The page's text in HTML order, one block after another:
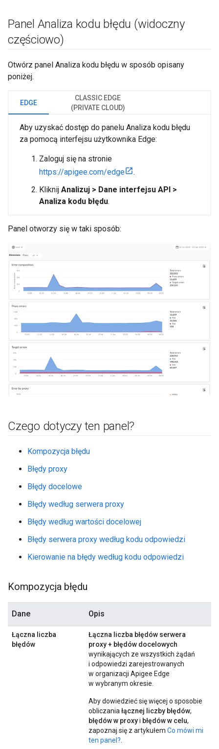
Panel Analiza kodu błędu (widoczny
częściowo)
Otwórz panel Analiza kodu błędu w sposób opisany
poniżej.
EDGE
CLASSIC EDGE
(PRIVATE CLOUD)
Aby uzyskać dostęp do panelu Analiza kodu błędu
za pomocą interfejsu użytkownika Edge:
Zaloguj się na stronie
https://apigee.com/edge
.
Kliknij Analizuj > Dane interfejsu API >
Analiza kodu błędu.
Panel otworzy się w taki sposób:
Czego dotyczy ten panel?
Kompozycja błędu
Błędy proxy
Błędy docelowe
Błędy według serwera proxy
Błędy według wartości docelowej
Błędy serwera proxy według kodu odpowiedzi
Kierowanie na błędy według kodu odpowiedzi
Kompozycja błędu
Dane Opis
Łączna liczba
błędów
Łączna liczba błędów serwera
proxy + błędów docelowych
wynikających ze wszystkich żądań
i odpowiedzi zarejestrowanych
w organizacji Apigee Edge
w wybranym okresie.
Aby dowiedzieć się więcej o sposobie
obliczaniałącznej liczby błędów,
błędów w proxyi błędów w celu,
zapoznaj się z artykułem Co mówi mi
ten panel?.